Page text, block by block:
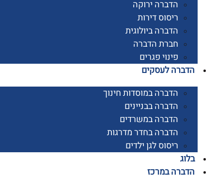
הדברה ירוקה
ריסוס דירות
הדברה ביולוגית
חברת הדברה
פינוי פגרים
לעסקים
הדברה במוסדות חינוך
הדברה בבניינים
הדברה במשרדים
הדברה בחדר מדרגות
ריסוס לגן ילדים
במרכז